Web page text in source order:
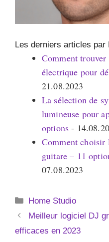
Les derniers articles par
Comment
électrique pour
21.08.2023
La sélection de
lumineuse pour
options -
Comment
guitare – 11
07.08.2023
Catégories
Home Studio
Meilleur logiciel DJ
efficaces en 2023